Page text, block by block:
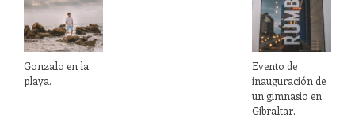
Gonzalo en la
playa.
Evento de
inauguración de
un gimnasio en
Gibraltar.